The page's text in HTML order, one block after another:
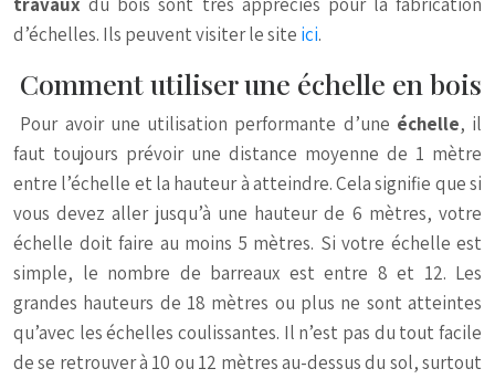
d’échelles. Ils peuvent visiter le site ici.
Comment utiliser une échelle en bois
Pour avoir une utilisation performante d’une échelle, il
faut toujours prévoir une distance moyenne de 1 mètre
entre l’échelle et la hauteur à atteindre. Cela signifie que si
vous devez aller jusqu’à une hauteur de 6 mètres, votre
échelle doit faire au moins 5 mètres. Si votre échelle est
simple, le nombre de barreaux est entre 8 et 12. Les
grandes hauteurs de 18 mètres ou plus ne sont atteintes
qu’avec les échelles coulissantes. Il n’est pas du tout facile
de se retrouver à 10 ou 12 mètres au-dessus du sol, surtout